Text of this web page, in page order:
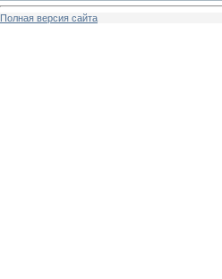
Полная версия сайта